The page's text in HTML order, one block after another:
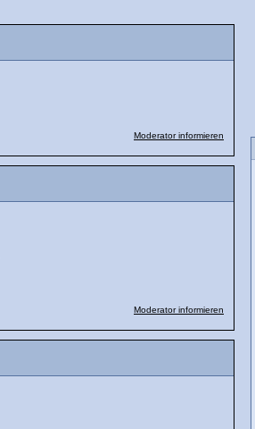
Moderator informieren
Moderator informieren